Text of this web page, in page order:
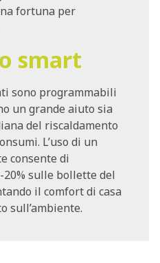
fortuna per
smart
sono programmabili
un grande aiuto sia
del riscaldamento
L’uso di un
consente di
sulle bollette del
il comfort di casa
sull’ambiente.